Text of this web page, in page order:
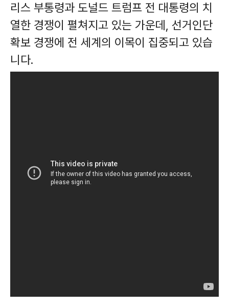
리스 부통령과 도널드 트럼프 전 대통령의 치
열한 경쟁이 펼쳐지고 있는 가운데, 선거인단
확보 경쟁에 전 세계의 이목이 집중되고 있습
니다.